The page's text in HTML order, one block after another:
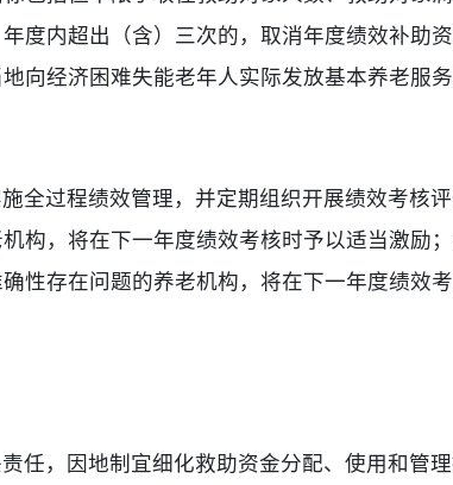
度内超出（含）三次的，取消年度绩效补助
向经济困难失能老年人实际发放基本养老服务
全过程绩效管理，并定期组织开展绩效考核
构，将在下一年度绩效考核时予以适当激励
性存在问题的养老机构，将在下一年度绩效
任，因地制宜细化救助资金分配、使用和管